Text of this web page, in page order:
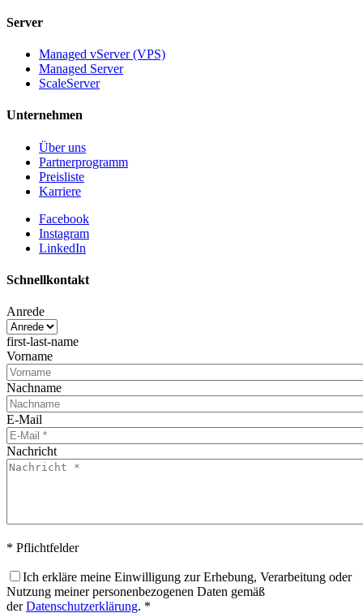
Server
Managed vServer (VPS)
Managed Server
ScaleServer
Unternehmen
Über uns
Partnerprogramm
Preisliste
Karriere
Facebook
Instagram
LinkedIn
Schnellkontakt
Anrede
first-last-name
Vorname
Nachname
E-Mail
Nachricht
* Pflichtfelder
Ich erkläre meine Einwilligung zur Erhebung, Verarbeitung oder
Nutzung meiner personenbezogenen Daten gemäß
derDatenschutzerklärung. *